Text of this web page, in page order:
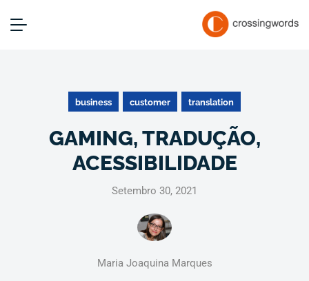
business customer translation
GAMING, TRADUÇÃO,
ACESSIBILIDADE
Setembro 30, 2021
Maria Joaquina Marques